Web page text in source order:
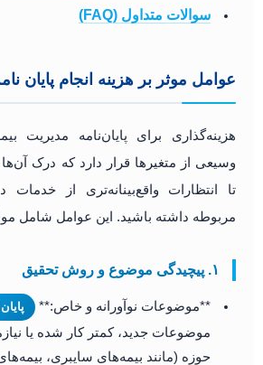
سوالات متداول (FAQ)
عوامل موثر بر هزینه انجام پایان
هزینه‌گذاری برای پایان‌نامه مدیریت
وسیعی از متغیرها قرار دارد که درک
تا انتظارات واقع‌بینانه‌تری از خدمات
مربوطه داشته باشید. این عوامل شامل
۱. پیچیدگی موضوع و روش تحقیق
**موضوعات نوآورانه و خاص:**
موضوعات جدید، کمتر کار شده یا
حوزه (مانند بیمه‌های سایبری،